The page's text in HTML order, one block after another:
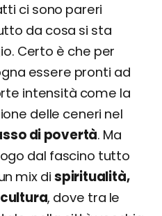
ci sono pareri
da cosa si sta
Certo è che per
essere pronti ad
intensità come la
delle ceneri nel
di povertà. Ma
dal fascino tutto
mix dispiritualità,
, dove tra le